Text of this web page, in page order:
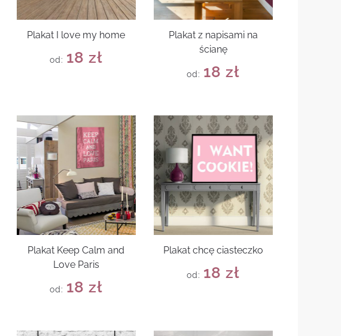
Plakat I love my home
od: 18zł
Plakat z napisami na
ścianę
od: 18zł
Plakat Keep Calm and
Love Paris
od: 18zł
Plakat chcę ciasteczko
od: 18zł